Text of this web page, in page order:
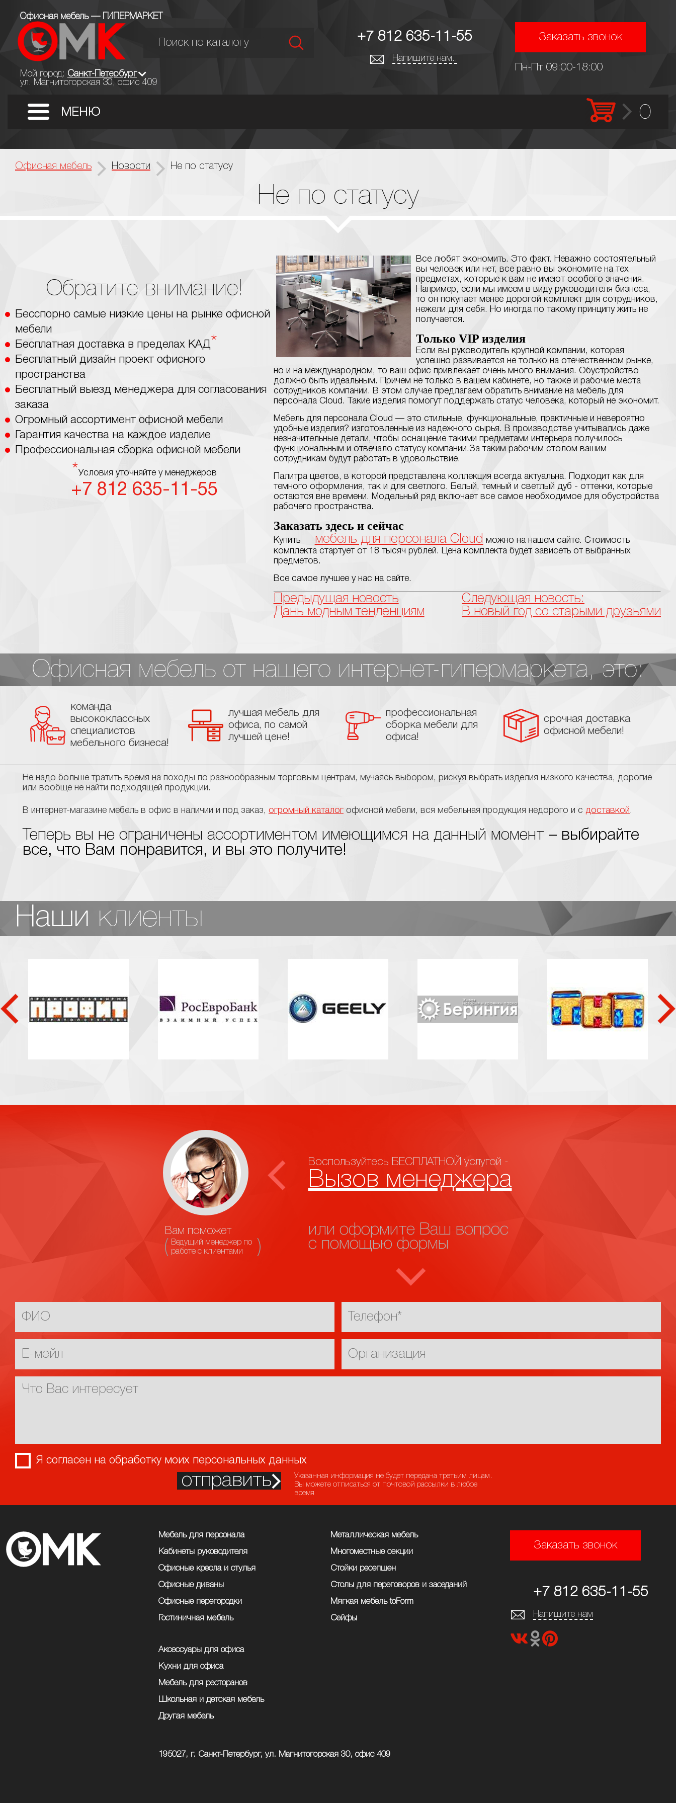
Офисная мебель — ГИПЕРМАРКЕТ
Мой город: Санкт-Петербург
ул. Магнитогорская 30, офис 409
+7 812 635-11-55
Напишите нам..
Заказать звонок
Пн-Пт 09:00-18:00
0
Офисная мебель Новости Не по статусу
Не по статусу
Обратите внимание!
Бесспорно самые низкие цены на рынке офисной
мебели
Бесплатная доставка в пределах КАД *
Бесплатный дизайн проект офисного
пространства
Бесплатный выезд менеджера для согласования
заказа
Огромный ассортимент офисной мебели
Гарантия качества на каждое изделие
Профессиональная сборка офисной мебели
*Условия уточняйте у менеджеров
+7 812 635-11-55
Все любят экономить. Это факт. Неважно состоятельный
вы человек или нет, все равно вы экономите на тех
предметах, которые к вам не имеют особого значения.
Например, если мы имеем в виду руководителя бизнеса,
то он покупает менее дорогой комплект для сотрудников,
нежели для себя. Но иногда по такому принципу жить не
получается.
Только VIP изделия
Если вы руководитель крупной компании, которая
успешно развивается не только на отечественном рынке,
но и на международном, то ваш офис привлекает очень много внимания. Обустройство
должно быть идеальным. Причем не только в вашем кабинете, но также и рабочие места
сотрудников компании. В этом случае предлагаем обратить внимание на мебель для
персонала Cloud. Такие изделия помогут поддержать статус человека, который не экономит.
Мебель для персонала Cloud — это стильные, функциональные, практичные и невероятно
удобные изделия? изготовленные из надежного сырья. В производстве учитывались даже
незначительные детали, чтобы оснащение такими предметами интерьера получилось
функциональным и отвечало статусу компании.За таким рабочим столом вашим
сотрудникам будут работать в удовольствие.
Палитра цветов, в которой представлена коллекция всегда актуальна. Подходит как для
темного оформления, так и для светлого. Белый, темный и светлый дуб - оттенки, которые
остаются вне времени. Модельный ряд включает все самое необходимое для обустройства
рабочего пространства.
Заказать здесь и сейчас
Купить мебель для персонала Cloud можно на нашем сайте. Стоимость
комплекта стартует от 18 тысяч рублей. Цена комплекта будет зависеть от выбранных
предметов.
Все самое лучшее у нас на сайте.
Предыдущая новость
Дань модным тенденциям
Следующая новость:
В новый год со старыми друзьями
Офисная мебель от нашего интернет-гипермаркета, это:
команда
высококлассных
специалистов
мебельного бизнеса!
лучшая мебель для
офиса, по самой
лучшей цене!
профессиональная
сборка мебели для
офиса!
срочная доставка
офисной мебели!
Не надо больше тратить время на походы по разнообразным торговым центрам, мучаясь выбором, рискуя выбрать изделия низкого качества, дорогие
или вообще не найти подходящей продукции.
В интернет-магазине мебель в офис в наличии и под заказ, огромный каталог офисной мебели, вся мебельная продукция недорого и с доставкой.
Теперь вы не ограничены ассортиментом имеющимся на данный момент – выбирайте
все, что Вам понравится, и вы это получите!
Наши клиенты
Вам поможет
Ведущий менеджер по
работе с клиентами
Воспользуйтесь БЕСПЛАТНОЙ услугой -
Вызов менеджера
или оформите Ваш вопрос
с помощью формы
Я согласен на обработку моих персональных данных
отправить
Указанная информация не будет передана третьим лицам.
Вы можете отписаться от почтовой рассылки в любое
время
Мебель для персонала
Кабинеты руководителя
Офисные кресла и стулья
Офисные диваны
Офисные перегородки
Гостиничная мебель
Металлическая мебель
Многоместные секции
Стойки ресепшен
Столы для переговоров и заседаний
Мягкая мебель toForm
Сейфы
Аксессуары для офиса
Кухни для офиса
Мебель для ресторанов
Школьная и детская мебель
Другая мебель
195027, г. Санкт-Петербург, ул. Магнитогорская 30, офис 409
Заказать звонок
+7 812 635-11-55
Напишите нам